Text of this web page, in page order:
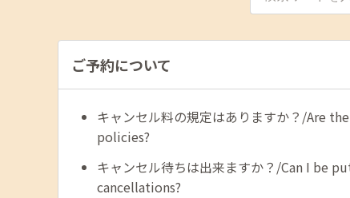
ご予約について
キャンセル料の規定はありますか？/Are
policies?
キャンセル待ちは出来ますか？/Can I be
cancellations?